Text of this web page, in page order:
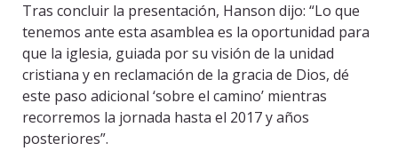
Tras concluir la presentación, Hanson dijo: “Lo que
tenemos ante esta asamblea es la oportunidad para
que la iglesia, guiada por su visión de la unidad
cristiana y en reclamación de la gracia de Dios, dé
este paso adicional ‘sobre el camino’ mientras
recorremos la jornada hasta el 2017 y años
posteriores”.